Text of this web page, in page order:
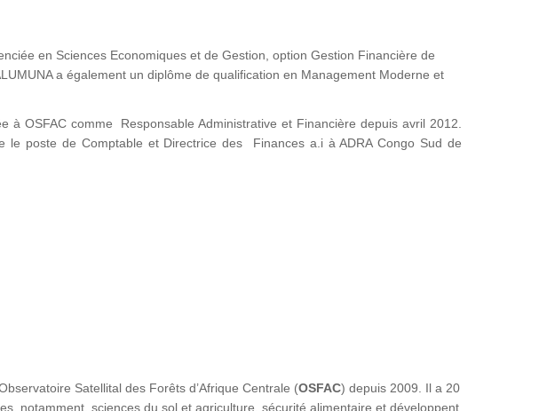
en Sciences Economiques et de Gestion, option Gestion Financière de
a également un diplôme de qualification en Management Moderne et
à OSFAC comme Responsable Administrative et Financière depuis avril 2012.
le poste de Comptable et Directrice des Finances a.i à ADRA Congo Sud de
Satellital des Forêts d’Afrique Centrale (OSFAC) depuis 2009. Il a 20
notamment, sciences du sol et agriculture, sécurité alimentaire et développent